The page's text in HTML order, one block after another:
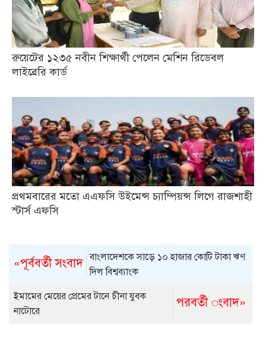
রুয়েটের ১২৩৫ নবীন শিক্ষার্থী পেলেন মেশিন রিডেবল
লাইব্রেরি কার্ড
প্রথমবারের মতো এএফসি উইমেন্স চ্যাম্পিয়ন্স লিগে রাজশাহী
স্টার্স এফসি
«পূর্ববর্তী সংবাদ বাংলাদেশকে সাড়ে ১০ হাজার কোটি টাকা ঋণ
দিল বিশ্বব্যাংক
পরবর্তী ংবাদ»
ইমামের মেয়ের প্রেমের টানে চীনা যুবক
নাটোরে